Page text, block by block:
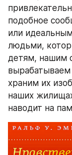
подобное
или
людьми,
детям, нашим
вырабатываем
храним их
наших
наводит на